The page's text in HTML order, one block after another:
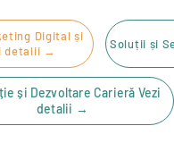
Digital și
detalii →
Soluții și
și Dezvoltare Carieră Vezi
detalii →